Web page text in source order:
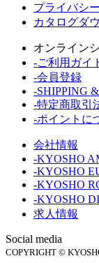
プライバシ
カタログダ
オンライン
-ご利用ガイ
-会員登録
-SHIPPING
-特定商取引
-ポイントに
会社情報
-KYOSHO
-KYOSHO
-KYOSHO
-KYOSHO
求人情報
Social media
COPYRIGHT ©